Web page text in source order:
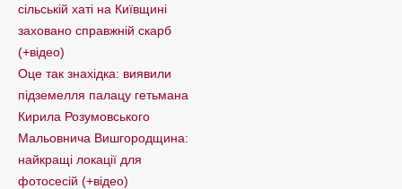
сільській хаті на Київщині
заховано справжній скарб
(+відео)
Оце так знахідка: виявили
підземелля палацу гетьмана
Кирила Розумовського
Мальовнича Вишгородщина:
найкращі локації для
фотосесій (+відео)